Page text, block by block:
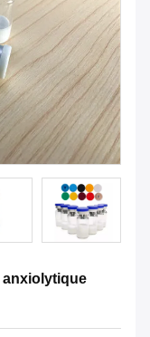
anxiolytique